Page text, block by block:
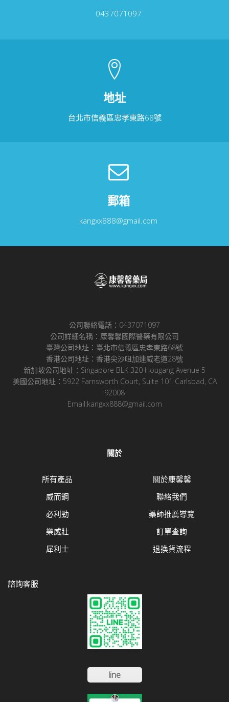
0437071097
地址
台北市信義區忠孝東路68號
郵箱
kangxx888@gmail.com
公司聯絡電話：0437071097
公司詳細名稱：康馨馨國際醫藥有限公司
臺灣公司地址：臺北市信義區忠孝東路68號
香港公司地址：香港尖沙咀加連威老道28號
新加坡公司地址：Singapore BLK 320 Hougang Avenue 5
美國公司地址：5922 Farnsworth Court, Suite 101 Carlsbad, CA
92008
Email:kangxx888@gmail.com
關於
所有產品
威而鋼
必利勁
樂威壯
犀利士
關於康馨馨
聯絡我們
藥師推薦導覽
訂單查詢
退換貨流程
諮詢客服
line